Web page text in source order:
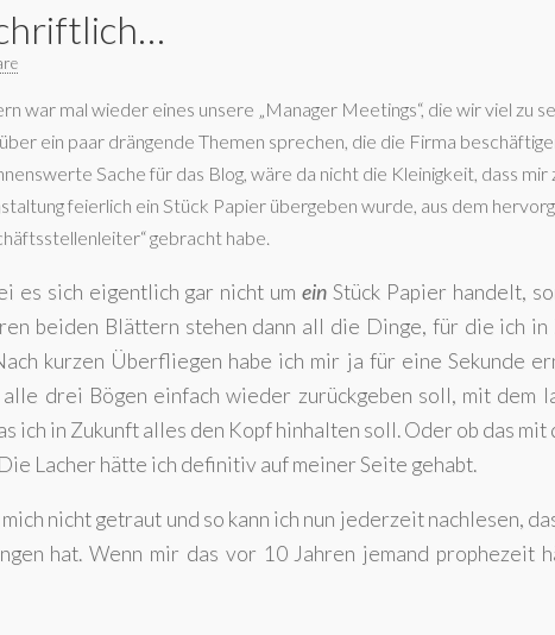
war mal wieder eines unsere „Manager Meetings“, die wir viel zu
ein paar drängende Themen sprechen, die die Firma
Sache für das Blog, wäre da nicht die Kleinigkeit, dass mir
feierlich ein Stück Papier übergeben wurde, aus dem
gebracht habe.
es sich eigentlich gar nicht umein Stück Papier handelt,
beiden Blättern stehen dann all die Dinge, für die ich
kurzen Überfliegen habe ich mir ja für eine Sekunde
drei Bögen einfach wieder zurückgeben soll, mit dem
ich in Zukunft alles den Kopf hinhalten soll. Oder ob das
Lacher hätte ich definitiv auf meiner Seite gehabt.
nicht getraut und so kann ich nun jederzeit nachlesen,
hat. Wenn mir das vor 10 Jahren jemand prophezeit